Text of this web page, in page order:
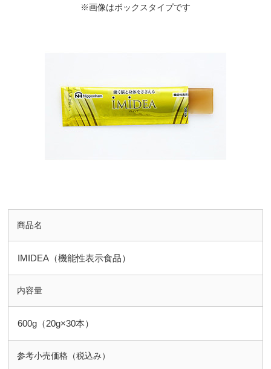
※画像はボックスタイプです
商品名
IMIDEA（機能性表示食品）
内容量
600g（20g×30本）
参考小売価格（税込み）